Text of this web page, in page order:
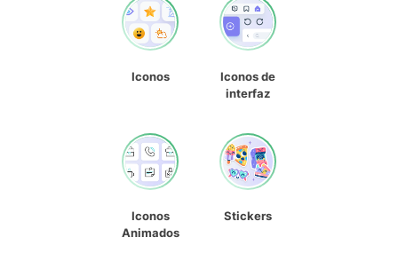
Iconos
Iconos de
interfaz
Iconos
Animados
Stickers